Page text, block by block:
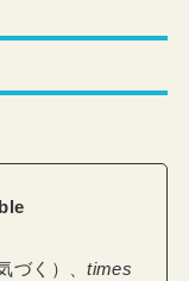
づく）、times